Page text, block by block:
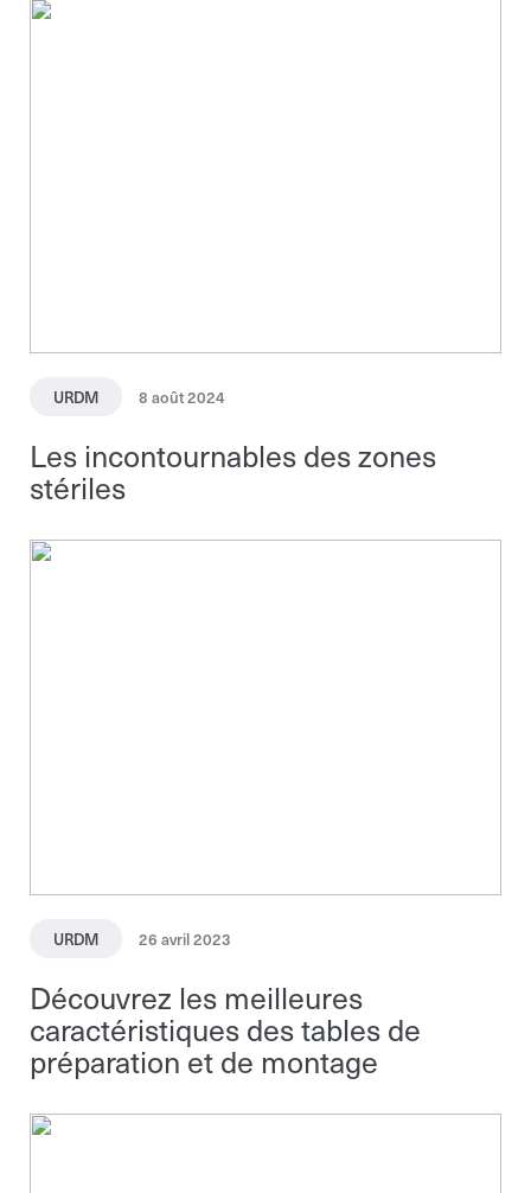
URDM 8 août 2024
Les incontournables des zones
stériles
URDM 26 avril 2023
Découvrez les meilleures
caractéristiques des tables de
préparation et de montage
Organisation*
Nom*
Nom*
Téléphone
Organisation*
Nom*